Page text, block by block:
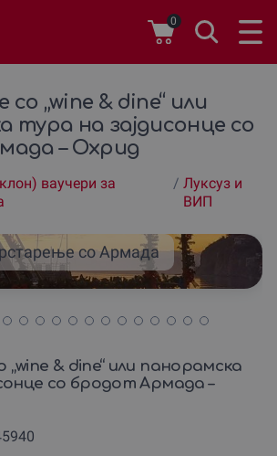
0
„wine & dine“ или
тура на зајдисонце со
– Охрид
ваучери за
/ Луксуз и
ВИП
со Армада
& dine“ или панорамска
со бродот Армада –